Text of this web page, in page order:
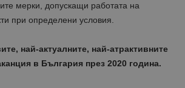
мерки, допускащи работата на
при определени условия.
най-актуалните, най-атрактивните
в България през 2020 година.